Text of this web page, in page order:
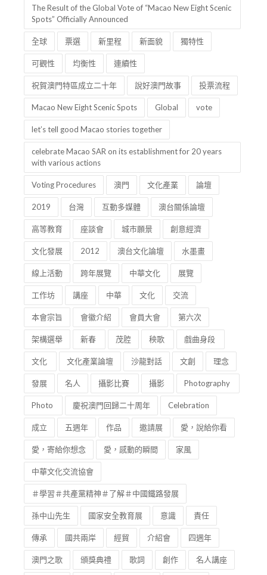
The Result of the Global Vote of “Macao New Eight Scenic
Spots” Officially Announced
全球 票選 新里程 新面貌 獨特性
可觀性 均衡性 連續性
祝賀澳門特區成立二十年 說好澳門故事 投票流程
Macao New Eight Scenic Spots Global vote
let’s tell good Macao stories together
celebrate Macao SAR on its establishment for 20 years
with various actions
Voting Procedures 澳門 文化產業 論壇
2019 台灣 互動多媒體 澳台關係論壇
高等教育 座談會 城市願景 創意經濟
文化發展 2012 澳台文化論壇 水墨畫
線上活動 跨年展覽 中華文化 展覽
工作坊 講座 中華 文化 交流
本會宗旨 會徽介紹 會員大會 第六次
架構選舉 新春 茂腔 秧歌 戲曲身段
文化 文化產業論壇 沙龍對話 文創 理念
發展 名人 攝影比賽 攝影 Photography
Photo 慶祝澳門回歸二十周年 Celebration
成立 五週年 作品 邀請展 愛，說給你看
愛，寄給你想念 愛，感動的瞬間 家風
中華文化交流協會
＃學習＃共產黨精神＃了解＃中國鐵路發展
孫中山先生 國家安全教育展 意識 責任
傳承 國共兩岸 經貿 介紹會 四週年
澳門之歌 頒獎典禮 歌詞 創作 名人講座